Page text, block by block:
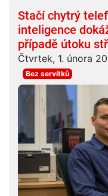
Stačí chytrý
inteligence
případě útoku
Čtvrtek, 1. února
Bez servítků